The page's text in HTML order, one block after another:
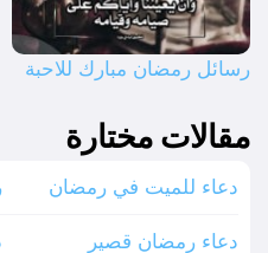
رسائل رمضان مبارك للاحبة
مقالات مختارة
دعاء للميت في رمضان
دعاء رمضان قصير